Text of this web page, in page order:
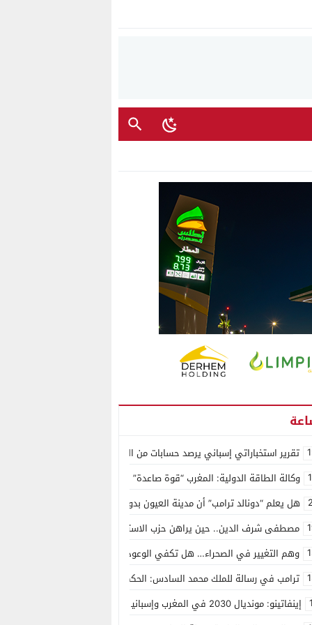
تقرير استخباراتي إسباني يرصد حسابات من الجزائر وأرقاما بـ”213+” ضمن حملة رقمية منظمة حرّضت على اقتحام سبتة
وكالة الطاقة الدولية: المغرب “قوة صاعدة” في سوق المعادن الاستراتيجية
هل يعلم “دونالد ترامب” أن مدينة العيون بدون ماء؟
مصطفى شرف الدين.. حين يراهن حزب الاستقلال على الكفاءة ويمنح الشباب
وهم التغيير في الصحراء… هل تكفي الوعود الفارغة لصناعة الواقع؟
ترامب في رسالة للملك محمد السادس: الحكم الذاتي هو الأساس الوحيد لحل
إينفاتينو: مونديال 2030 في المغرب وإسبانيا والبرتغال سيكون “الأجمل في التاريخ”